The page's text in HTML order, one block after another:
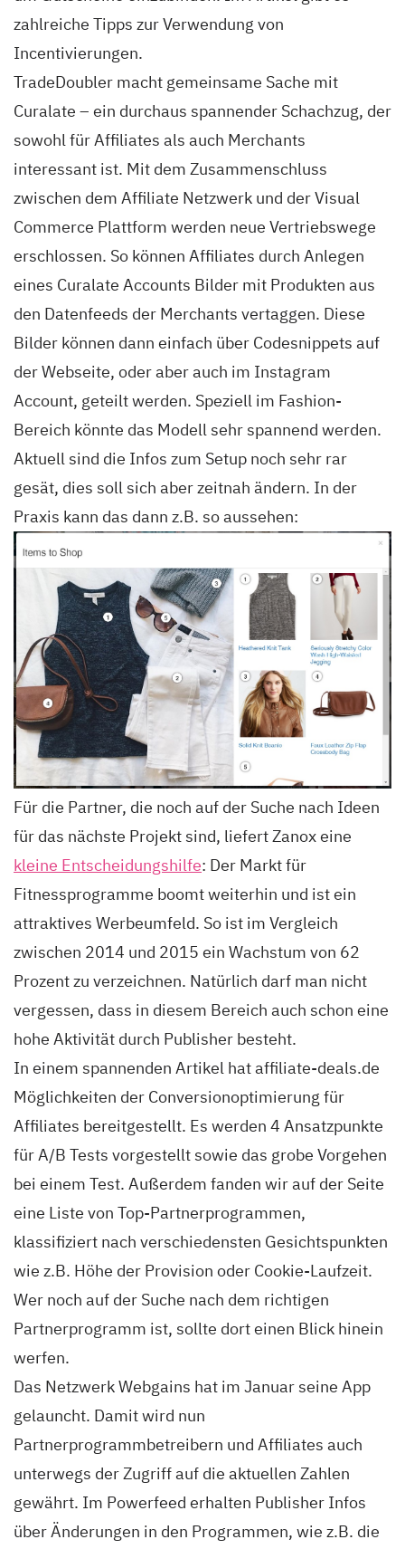
zahlreiche Tipps zur Verwendung von
Incentivierungen.
TradeDoubler macht gemeinsame Sache mit
Curalate – ein durchaus spannender Schachzug, der
sowohl für Affiliates als auch Merchants
interessant ist. Mit dem Zusammenschluss
zwischen dem Affiliate Netzwerk und der Visual
Commerce Plattform werden neue Vertriebswege
erschlossen. So können Affiliates durch Anlegen
eines Curalate Accounts Bilder mit Produkten aus
den Datenfeeds der Merchants vertaggen. Diese
Bilder können dann einfach über Codesnippets auf
der Webseite, oder aber auch im Instagram
Account, geteilt werden. Speziell im Fashion-
Bereich könnte das Modell sehr spannend werden.
Aktuell sind die Infos zum Setup noch sehr rar
gesät, dies soll sich aber zeitnah ändern. In der
Praxis kann das dann z.B. so aussehen:
Für die Partner, die noch auf der Suche nach Ideen
für das nächste Projekt sind, liefert Zanox eine
kleine Entscheidungshilfe: Der Markt für
Fitnessprogramme boomt weiterhin und ist ein
attraktives Werbeumfeld. So ist im Vergleich
zwischen 2014 und 2015 ein Wachstum von 62
Prozent zu verzeichnen. Natürlich darf man nicht
vergessen, dass in diesem Bereich auch schon eine
hohe Aktivität durch Publisher besteht.
In einem spannenden Artikel hat affiliate-deals.de
Möglichkeiten der Conversionoptimierung für
Affiliates bereitgestellt. Es werden 4 Ansatzpunkte
für A/B Tests vorgestellt sowie das grobe Vorgehen
bei einem Test. Außerdem fanden wir auf der Seite
eine Liste von Top-Partnerprogrammen,
klassifiziert nach verschiedensten Gesichtspunkten
wie z.B. Höhe der Provision oder Cookie-Laufzeit.
Wer noch auf der Suche nach dem richtigen
Partnerprogramm ist, sollte dort einen Blick hinein
werfen.
Das Netzwerk Webgains hat im Januar seine App
gelauncht. Damit wird nun
Partnerprogrammbetreibern und Affiliates auch
unterwegs der Zugriff auf die aktuellen Zahlen
gewährt. Im Powerfeed erhalten Publisher Infos
über Änderungen in den Programmen, wie z.B. die